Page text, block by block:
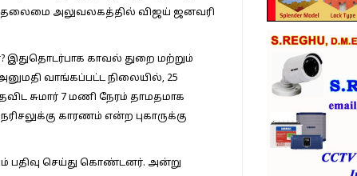
தலைமை அலுவலகத்தில் விஜய் ஜனவரி
இதுதொடர்பாக காவல் துறை மற்றும்
வாங்கப்பட்ட நிலையில், 25
சுமார் 7 மணி நேரம் தாமதமாக
காரணம் என்ற புகாருக்கு
பதிவு செய்து கொண்டனர். அன்று